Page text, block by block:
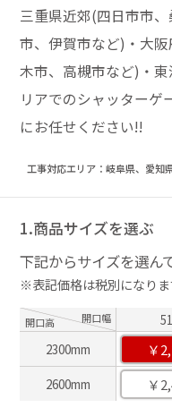
三重県近郊(四日市市
市、伊賀市など)・大
木市、高槻市など)・
リアでのシャッターゲ
にお任せください!!
工事対応エリア：岐阜県、愛知
1.商品サイズを選ぶ
下記からサイズを選ん
※表記価格は税別になり
開口高 開口幅
2300mm
￥
2600mm ￥